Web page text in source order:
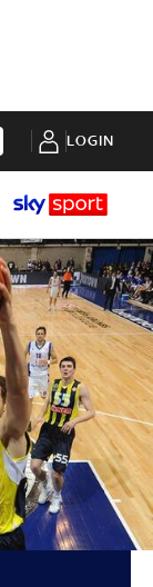
LOGIN